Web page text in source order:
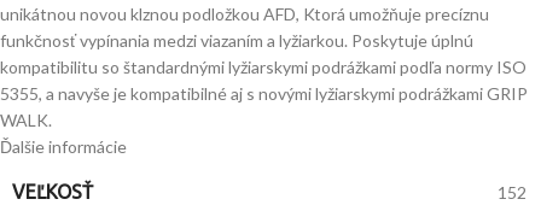
unikátnou novou klznou podložkou AFD, Ktorá umožňuje precíznu
funkčnosť vypínania medzi viazaním a lyžiarkou. Poskytuje úplnú
kompatibilitu so štandardnými lyžiarskymi podrážkami podľa normy ISO
5355, a navyše je kompatibilné aj s novými lyžiarskymi podrážkami GRIP
WALK.
Ďalšie informácie
VEĽKOSŤ 152